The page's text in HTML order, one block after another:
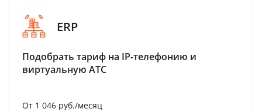
ERP
Подобрать тариф на IP-телефонию и
виртуальную АТС
От 1 046 руб./месяц